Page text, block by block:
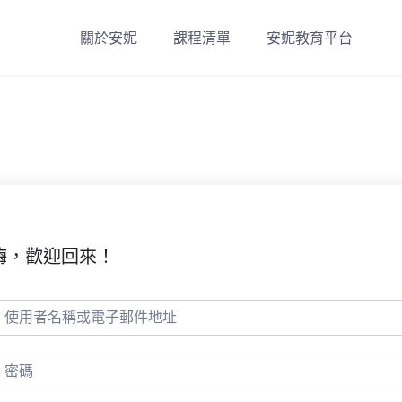
關於安妮 課程清單 安妮教育平台
，歡迎回來！